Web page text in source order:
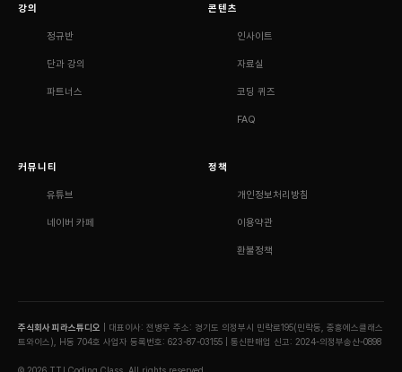
강의
정규반
단과 강의
파트너스
콘텐츠
인사이트
자료실
코딩 퀴즈
FAQ
커뮤니티
유튜브
네이버 카페
정책
개인정보처리방침
이용약관
환불정책
주식회사 피라스튜디오 | 대표이사: 전병우 주소: 경기도 의정부시 민락로195(민락동, 중흥에스클래스
트와이스), H동 704호 사업자 등록번호: 623-87-03155 | 통신판매업 신고: 2024-의정부송산-0898
© 2026 TTJ Coding Class. All rights reserved.